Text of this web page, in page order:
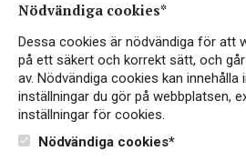
Vegetariskt
PRODUKTINFORMATION
Nödvändiga cookies*
Dessa cookies är nödvändiga för att
på ett säkert och korrekt sätt, och
av. Nödvändiga cookies kan
inställningar du gör på webbplatsen,
inställningar för cookies.
Nödvändiga cookies*